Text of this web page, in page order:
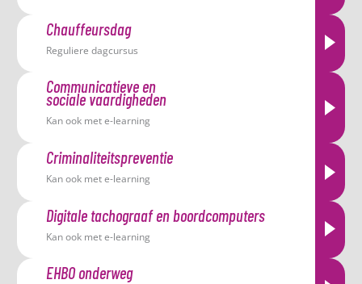
Chauffeursdag
Reguliere dagcursus
Communicatieve en
sociale vaardigheden
Kan ook met e-learning
Criminaliteitspreventie
Kan ook met e-learning
Digitale tachograaf en boordcomputers
Kan ook met e-learning
EHBO onderweg